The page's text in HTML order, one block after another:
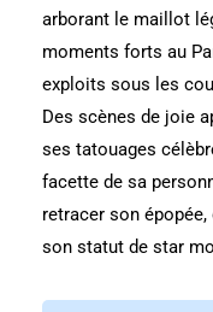
arborant le maillot
moments forts au
exploits sous les
Des scènes de joie
ses tatouages
facette de sa
retracer son
son statut de star